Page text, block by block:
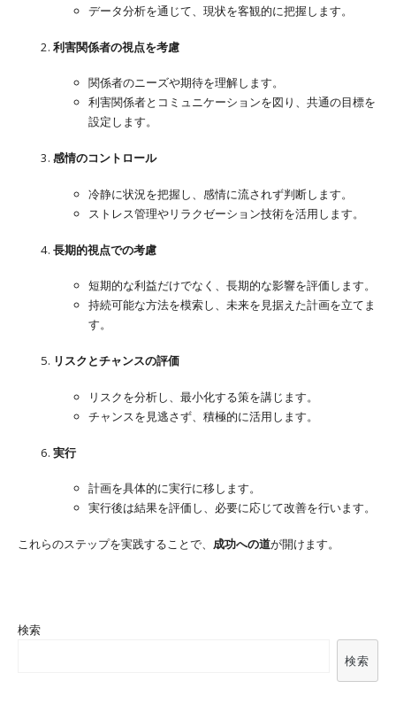
データ分析を通じて、現状を客観的に把握します。
利害関係者の視点を考慮
関係者のニーズや期待を理解します。
利害関係者とコミュニケーションを図り、共通の目標を
設定します。
感情のコントロール
冷静に状況を把握し、感情に流されず判断します。
ストレス管理やリラクゼーション技術を活用します。
長期的視点での考慮
短期的な利益だけでなく、長期的な影響を評価します。
持続可能な方法を模索し、未来を見据えた計画を立てま
す。
リスクとチャンスの評価
リスクを分析し、最小化する策を講じます。
チャンスを見逃さず、積極的に活用します。
実行
計画を具体的に実行に移します。
実行後は結果を評価し、必要に応じて改善を行います。
これらのステップを実践することで、 成功への道が開けます。
検索
検索